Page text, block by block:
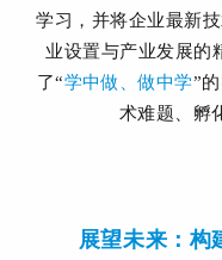
学习，并将企业最新
业设置与产业发展的
了“学中做、做中学”
术难题、孵
展望未来：构